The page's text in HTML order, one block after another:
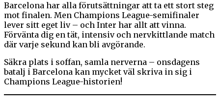
Barcelona har alla förutsättningar att ta ett stort steg
mot finalen. Men Champions League-semifinaler
lever sitt eget liv – och Inter har allt att vinna.
Förvänta dig en tät, intensiv och nervkittlande match
där varje sekund kan bli avgörande.
Säkra plats i soffan, samla nerverna – onsdagens
batalj i Barcelona kan mycket väl skriva in sig i
Champions League-historien!